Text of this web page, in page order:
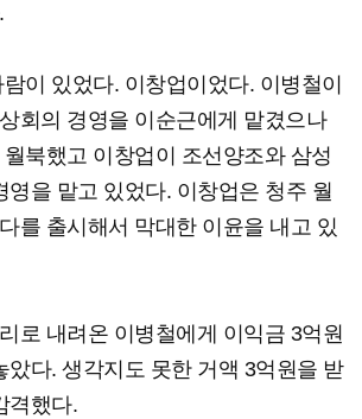
이 있었다. 이창업이었다. 이병철이
회의 경영을 이순근에게 맡겼으나
북했고 이창업이 조선양조와 삼성
영을 맡고 있었다. 이창업은 청주 월
를 출시해서 막대한 이윤을 내고 있
로 내려온 이병철에게 이익금 3억원
았다. 생각지도 못한 거액 3억원을 받
격했다.